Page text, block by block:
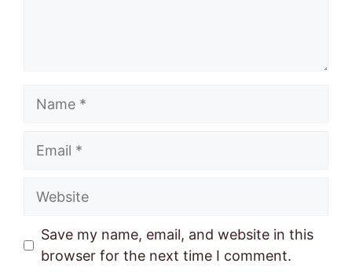
Website
Save my name, email, and website in this
browser for the next time I comment.